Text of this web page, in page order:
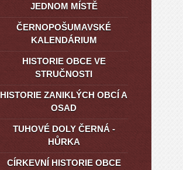
JEDNOM MÍSTĚ
ČERNOPOŠUMAVSKÉ
KALENDÁRIUM
HISTORIE OBCE VE
STRUČNOSTI
HISTORIE ZANIKLÝCH OBCÍ A
OSAD
TUHOVÉ DOLY ČERNÁ -
HŮRKA
CÍRKEVNÍ HISTORIE OBCE